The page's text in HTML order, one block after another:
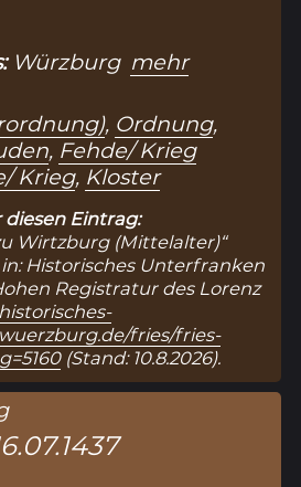
Würzburg mehr
, Ordnung,
, Fehde/ Krieg
Krieg, Kloster
Eintrag:
Wirtzburg (Mittelalter)“
in: Historisches Unterfranken
Registratur des Lorenz
fries/fries-
(Stand: 10.8.2026).